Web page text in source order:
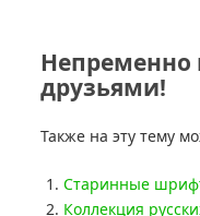
Непременно
друзьями!
Также на эту тему
Старинные
Коллекция